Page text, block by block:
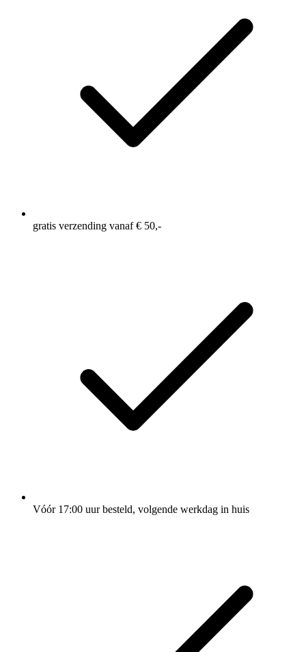
gratis verzending vanaf € 50,-
Vóór 17:00 uur besteld, volgende werkdag in huis